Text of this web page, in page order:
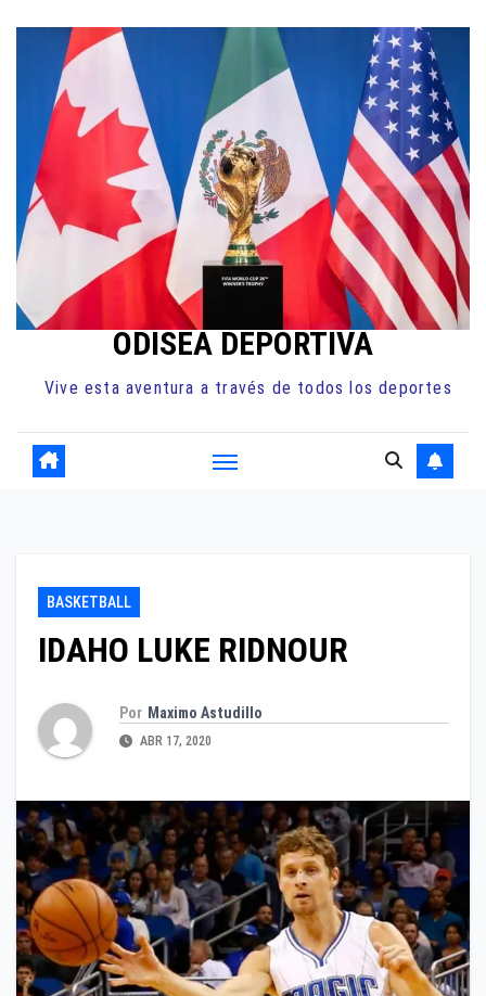
contenido
ODISEA DEPORTIVA
Vive esta aventura a través de todos los deportes
BASKETBALL
IDAHO LUKE RIDNOUR
Por Maximo Astudillo
ABR 17, 2020